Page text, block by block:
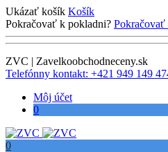
Ukázať košík Košík
Pokračovať k pokladni? Pokračovať
ZVC | Zavelkoobchodneceny.sk
Telefónny kontakt: +421 949 149
Môj účet
0
0